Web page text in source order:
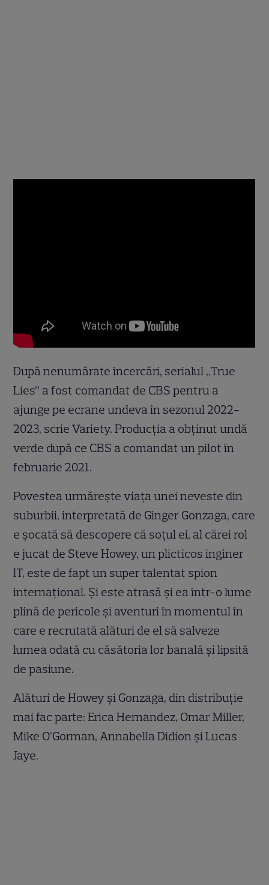
După nenumărate încercări, serialul „True
Lies” a fost comandat de CBS pentru a
ajunge pe ecrane undeva în sezonul 2022-
2023, scrie Variety. Producția a obținut undă
verde după ce CBS a comandat un pilot în
februarie 2021.
Povestea urmărește viața unei neveste din
suburbii, interpretată de Ginger Gonzaga, care
e șocată să descopere că soțul ei, al cărei rol
e jucat de Steve Howey, un plicticos inginer
IT, este de fapt un super talentat spion
internațional. Și este atrasă și ea într-o lume
plină de pericole și aventuri în momentul în
care e recrutată alături de el să salveze
lumea odată cu căsătoria lor banală și lipsită
de pasiune.
Alături de Howey și Gonzaga, din distribuție
mai fac parte: Erica Hernandez, Omar Miller,
Mike O’Gorman, Annabella Didion și Lucas
Jaye.